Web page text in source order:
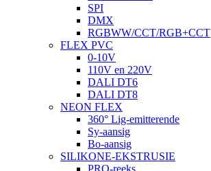
SPI
DMX
RGBWW/CCT/RGB+CCT
FLEX PVC
0-10V
110V en 220V
DALI DT6
DALI DT8
NEON FLEX
360° Lig-emitterende
Sy-aansig
Bo-aansig
SILIKONE-EKSTRUSIE
PRO-reeks